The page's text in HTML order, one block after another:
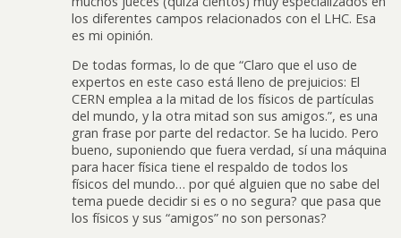
los diferentes campos relacionados con el LHC. Esa
es mi opinión.
De todas formas, lo de que “Claro que el uso de
expertos en este caso está lleno de prejuicios: El
CERN emplea a la mitad de los físicos de partículas
del mundo, y la otra mitad son sus amigos.”, es una
gran frase por parte del redactor. Se ha lucido. Pero
bueno, suponiendo que fuera verdad, sí una máquina
para hacer física tiene el respaldo de todos los
físicos del mundo… por qué alguien que no sabe del
tema puede decidir si es o no segura? que pasa que
los físicos y sus “amigos” no son personas?